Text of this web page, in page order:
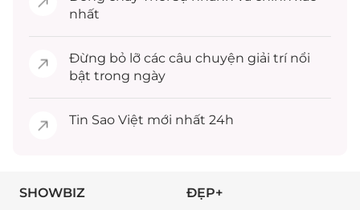
nhất
Đừng bỏ lỡ các câu chuyện giải trínổi
bật trong ngày
Tin Sao Việt mới nhất 24h
SHOWBIZ ĐẸP+